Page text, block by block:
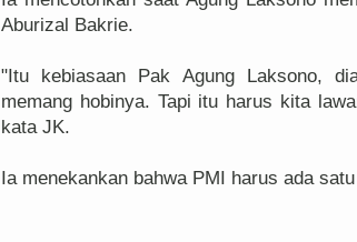
Aburizal Bakrie.
"Itu kebiasaan Pak Agung Laksono,
memang hobinya. Tapi itu harus kita
kata JK.
Ia menekankan bahwa PMI harus ada